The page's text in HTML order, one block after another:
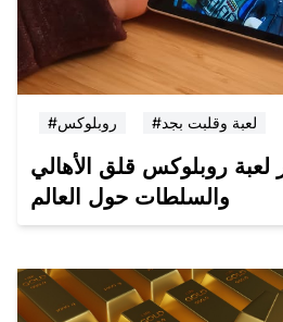
#روبلوكس #لعبة وقلبت بجد
لعبة روبلوكس قلق الأهالي
والسلطات حول العالم